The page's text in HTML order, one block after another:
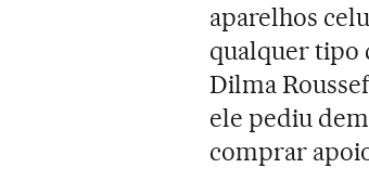
aparelhos
qualquer tipo
Dilma
ele pediu
comprar